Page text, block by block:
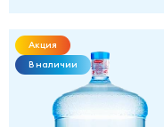
Акция
В наличии